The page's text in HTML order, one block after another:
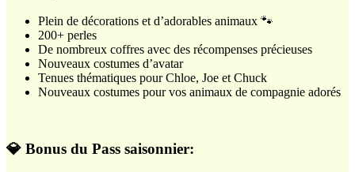
Plein de décorations et d’adorables animaux 🐾
200+ perles
De nombreux coffres avec des récompenses précieuses
Nouveaux costumes d’avatar
Tenues thématiques pour Chloe, Joe et Chuck
Nouveaux costumes pour vos animaux de compagnie adorés
💎 Bonus du Pass saisonnier: